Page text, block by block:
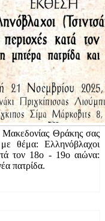
Θράκης σας
θέμα: Ελληνόβλαχοι
τον 18ο - 19ο αιώνα:
πατρίδα.